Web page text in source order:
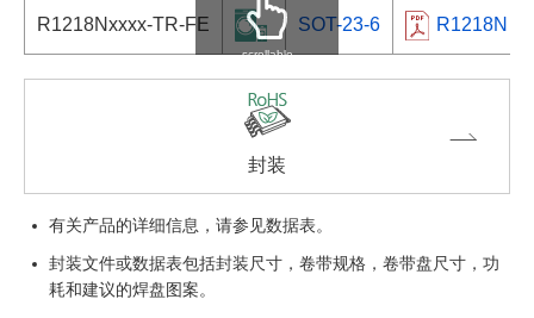
R1218Nxxxx-TR-FE SOT-23-6 R1218N
scrollable
封装
有关产品的详细信息，请参见数据表。
封装文件或数据表包括封装尺寸，卷带规格，卷带盘尺寸，功
耗和建议的焊盘图案。